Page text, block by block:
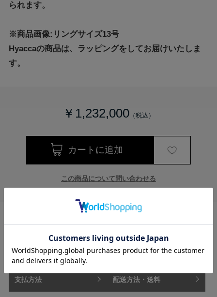
られます。
※商品画像:リングサイズ13号
Hyaccaの商品は、ラッピングをしてお届けいたしま
す。
￥1,232,000
この商品について問い合わせる
修理とアフターサービス ラッピングについて
支払方法 配送方法・送料